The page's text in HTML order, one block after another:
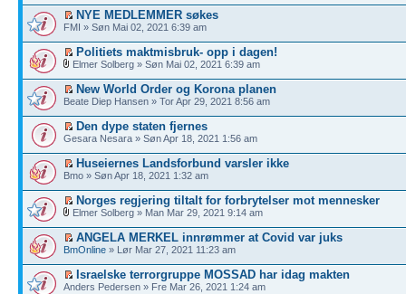
NYE MEDLEMMER søkes
FMI » Søn Mai 02, 2021 6:39 am
Politiets maktmisbruk- opp i dagen!
Elmer Solberg » Søn Mai 02, 2021 6:39 am
New World Order og Korona planen
Beate Diep Hansen » Tor Apr 29, 2021 8:56 am
Den dype staten fjernes
Gesara Nesara » Søn Apr 18, 2021 1:56 am
Huseiernes Landsforbund varsler ikke
Bmo » Søn Apr 18, 2021 1:32 am
Norges regjering tiltalt for forbrytelser mot mennesker
Elmer Solberg » Man Mar 29, 2021 9:14 am
ANGELA MERKEL innrømmer at Covid var juks
BmOnline » Lør Mar 27, 2021 11:23 am
Israelske terrorgruppe MOSSAD har idag makten
Anders Pedersen » Fre Mar 26, 2021 1:24 am